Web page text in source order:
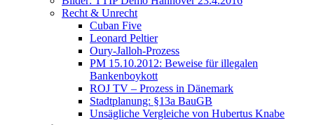
Recht & Unrecht
Cuban Five
Leonard Peltier
Oury-Jalloh-Prozess
PM 15.10.2012: Beweise für illegalen
Bankenboykott
ROJ TV – Prozess in Dänemark
Stadtplanung: §13a BauGB
Unsägliche Vergleiche von Hubertus Knabe